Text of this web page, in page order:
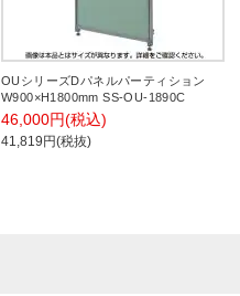
OUシリーズDパネルパーティション
W900×H1800mm SS-OU-1890C
46,000円(税込)
41,819円(税抜)